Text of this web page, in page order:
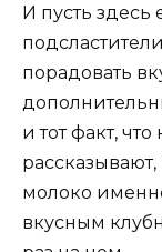
И пусть здесь
порадовать
и тот факт,
молоко
вкусным